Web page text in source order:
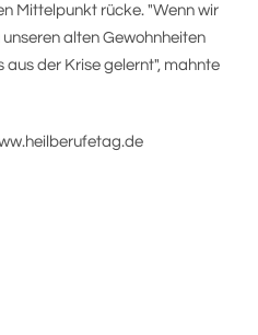
Mittelpunkt rücke. "Wenn wir
alten Gewohnheiten
der Krise gelernt", mahnte